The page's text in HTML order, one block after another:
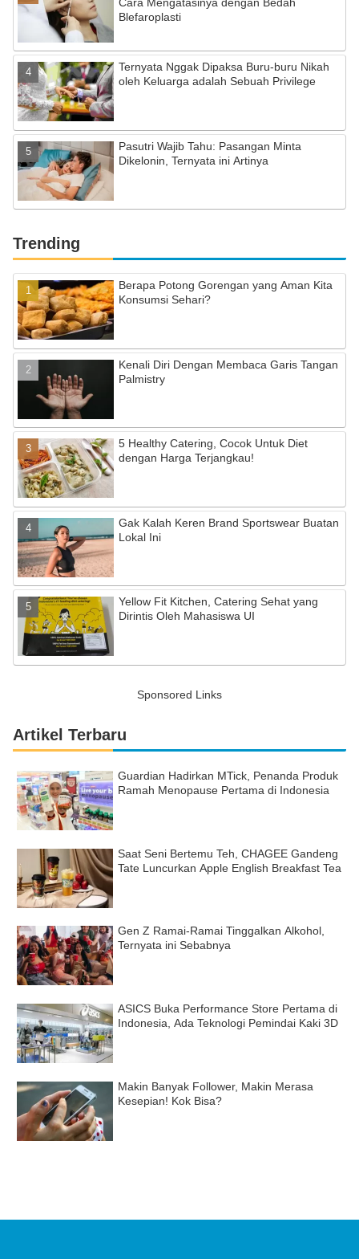
Blefaroplasti
Ternyata Nggak Dipaksa Buru-buru Nikah
oleh Keluarga adalah Sebuah Privilege
Pasutri Wajib Tahu: Pasangan Minta
Dikelonin, Ternyata ini Artinya
Trending
Berapa Potong Gorengan yang Aman Kita
Konsumsi Sehari?
Kenali Diri Dengan Membaca Garis Tangan
Palmistry
5 Healthy Catering, Cocok Untuk Diet
dengan Harga Terjangkau!
Gak Kalah Keren Brand Sportswear Buatan
Lokal Ini
Yellow Fit Kitchen, Catering Sehat yang
Dirintis Oleh Mahasiswa UI
Sponsored Links
Artikel Terbaru
Guardian Hadirkan MTick, Penanda Produk
Ramah Menopause Pertama di Indonesia
Saat Seni Bertemu Teh, CHAGEE Gandeng
Tate Luncurkan Apple English Breakfast Tea
Gen Z Ramai-Ramai Tinggalkan Alkohol,
Ternyata ini Sebabnya
ASICS Buka Performance Store Pertama di
Indonesia, Ada Teknologi Pemindai Kaki 3D
Makin Banyak Follower, Makin Merasa
Kesepian! Kok Bisa?